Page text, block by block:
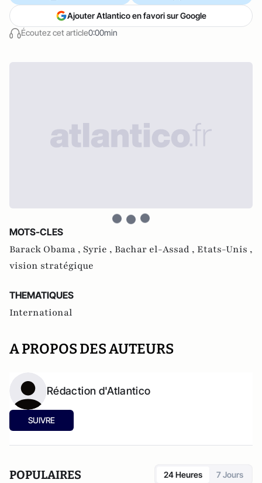
Écoutez cet article0:00min
Ajouter Atlantico en favori sur Google
MOTS-CLES
Barack Obama , Syrie , Bachar el-Assad , Etats-Unis ,
vision stratégique
THEMATIQUES
International
A PROPOS DES AUTEURS
Rédaction d'Atlantico
SUIVRE
POPULAIRES 24 Heures 7 Jours